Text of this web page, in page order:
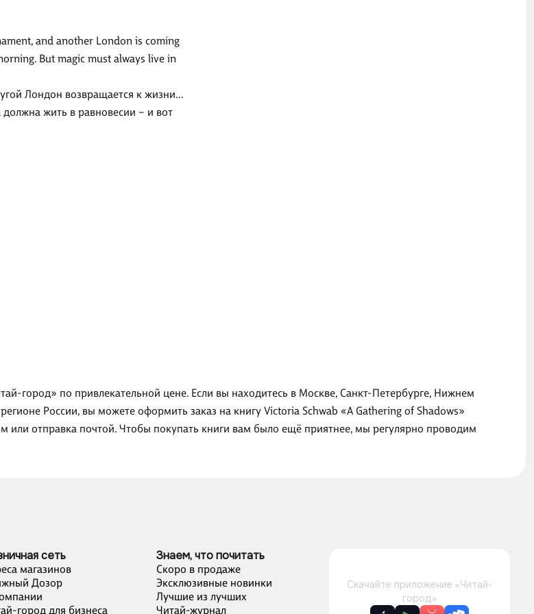
and another London is coming
But magic must always live in
Лондон возвращается к жизни...
должна жить в равновесии – и вот
город» по привлекательной цене. Если вы находитесь в Москве, Санкт-Петербурге, Нижнем
России, вы можете оформить заказ на книгу Victoria Schwab «A Gathering of Shadows»
или отправка почтой. Чтобы покупать книги вам было ещё приятнее, мы регулярно проводим
сеть
магазинов
Дозор
город для бизнеса
Знаем, что почитать
Скоро в продаже
Эксклюзивные новинки
Лучшие из лучших
Читай-журнал
Скачайте приложение «Читай-
город»